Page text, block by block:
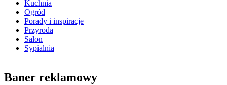
Kuchnia
Ogród
Porady i inspiracje
Przyroda
Salon
Sypialnia
Baner reklamowy